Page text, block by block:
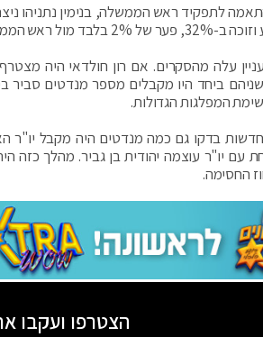
לתפקיד ראש הממשלה, בנימין נתניהו
בנימין נתניהו שזוכה ב- 34%.
עלה מהסקרים. אם רון חולדאי היה
ביחד היו מקבלים מספר מנדטים סביר
המפלגות הגדולות.
בדקו גם כמה מנדטים היה מקבל יו"ר
החסימה.
הצטרפו ועקבו